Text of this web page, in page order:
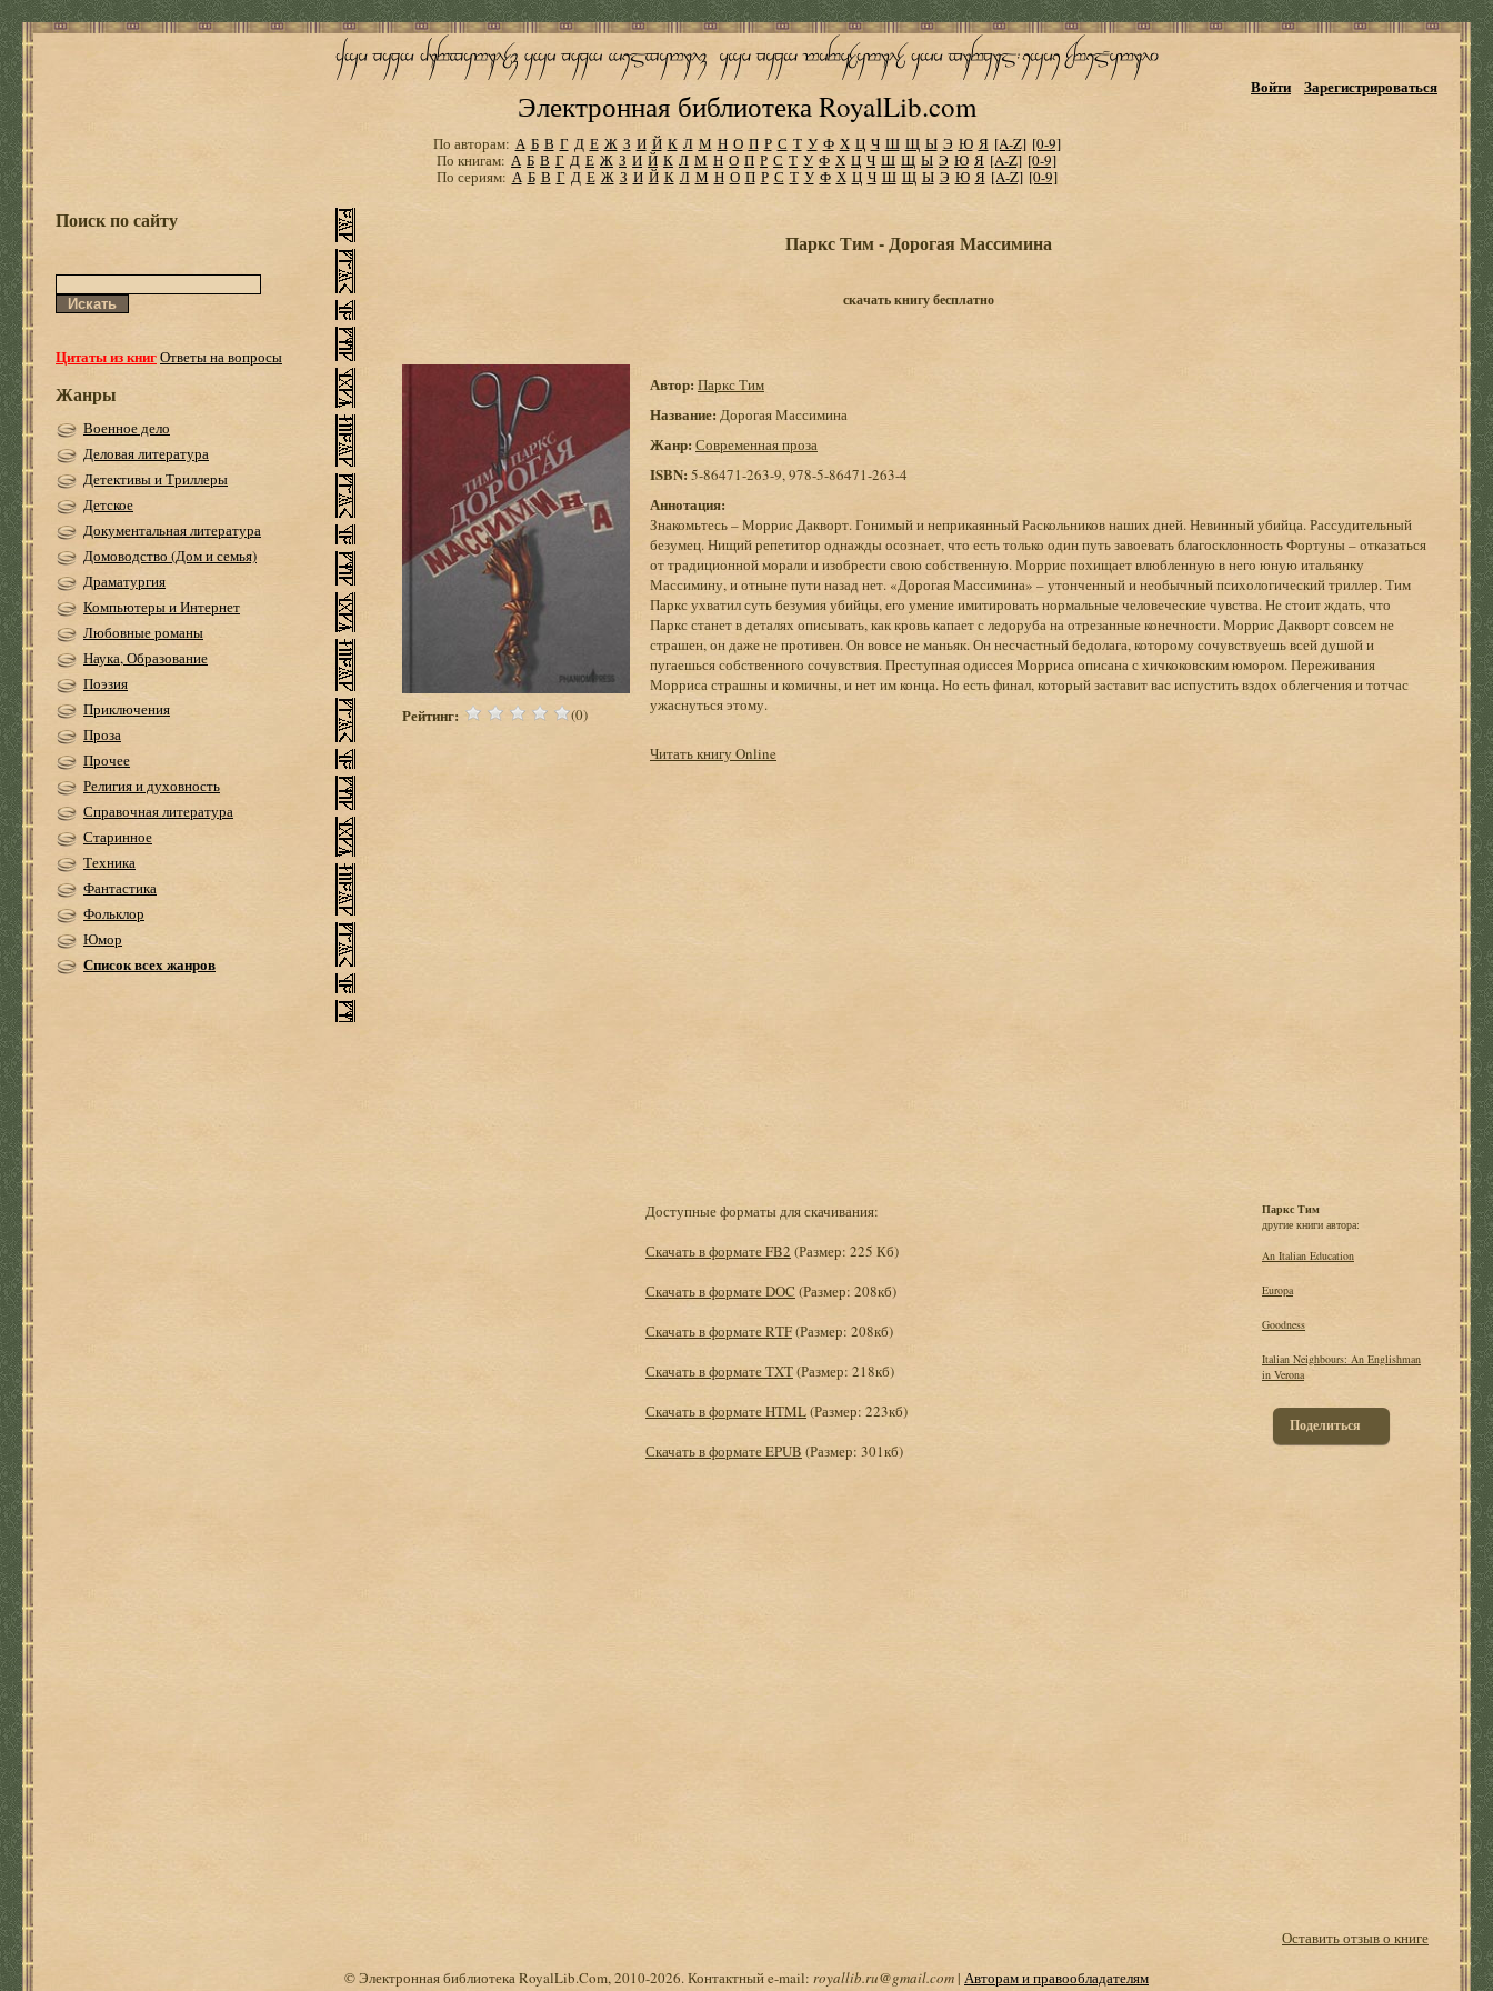
Электронная библиотека RoyalLib.com
Войти Зарегистрироваться
По авторам: А Б В Г Д Е Ж З И Й К Л М Н О П Р С Т У Ф Х Ц Ч Ш Щ Ы Э Ю Я [A-Z] [0-9]
По книгам: А Б В Г Д Е Ж З И Й К Л М Н О П Р С Т У Ф Х Ц Ч Ш Щ Ы Э Ю Я [A-Z] [0-9]
По сериям: А Б В Г Д Е Ж З И Й К Л М Н О П Р С Т У Ф Х Ц Ч Ш Щ Ы Э Ю Я [A-Z] [0-9]
Поиск по сайту
Цитаты из книгОтветы на вопросы
Жанры
Военное дело
Деловая литература
Детективы и Триллеры
Детское
Документальная литература
Домоводство (Дом и семья)
Драматургия
Компьютеры и Интернет
Любовные романы
Наука, Образование
Поэзия
Приключения
Проза
Прочее
Религия и духовность
Справочная литература
Старинное
Техника
Фантастика
Фольклор
Юмор
Список всех жанров
Паркс Тим - Дорогая Массимина
скачать книгу бесплатно
Рейтинг: (0)
Автор: Паркс Тим
Название: Дорогая Массимина
Жанр: Современная проза
ISBN: 5-86471-263-9, 978-5-86471-263-4
Аннотация:
Знакомьтесь – Моррис Дакворт. Гонимый и неприкаянный Раскольников наших дней. Невинный убийца. Рассудительный
безумец. Нищий репетитор однажды осознает, что есть только один путь завоевать благосклонность Фортуны – отказаться
от традиционной морали и изобрести свою собственную. Моррис похищает влюбленную в него юную итальянку
Массимину, и отныне пути назад нет. «Дорогая Массимина» – утонченный и необычный психологический триллер. Тим
Паркс ухватил суть безумия убийцы, его умение имитировать нормальные человеческие чувства. Не стоит ждать, что
Паркс станет в деталях описывать, как кровь капает с ледоруба на отрезанные конечности. Моррис Дакворт совсем не
страшен, он даже не противен. Он вовсе не маньяк. Он несчастный бедолага, которому сочувствуешь всей душой и
пугаешься собственного сочувствия. Преступная одиссея Морриса описана с хичкоковским юмором. Переживания
Морриса страшны и комичны, и нет им конца. Но есть финал, который заставит вас испустить вздох облегчения и тотчас
ужаснуться этому.
Читать книгу Online
Доступные форматы для скачивания:
Скачать в формате FB2 (Размер: 225 Кб)
Скачать в формате DOC (Размер: 208кб)
Скачать в формате RTF(Размер: 208кб)
Скачать в формате TXT(Размер: 218кб)
Скачать в формате HTML(Размер: 223кб)
Скачать в формате EPUB (Размер: 301кб)
Паркс Тим
другие книги автора:
An Italian Education
Europa
Goodness
Italian Neighbours: An Englishman
in Verona
Поделиться
Оставить отзыв о книге
© Электронная библиотека RoyalLib.Com, 2010-2026. Контактный e-mail: royallib.ru@gmail.com| Авторам и правообладателям